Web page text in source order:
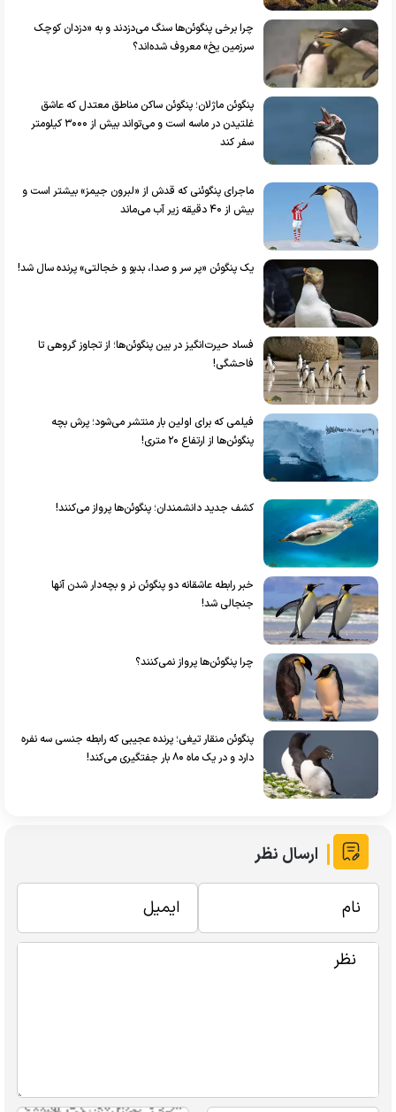
چرا برخی پنگوئن‌ها سنگ می‌دزدند و به «دزدان کوچک
سرزمین یخ» معروف شده‌اند؟
پنگوئن ماژلان؛ پنگوئن ساکن مناطق معتدل که عاشق
غلتیدن در ماسه است و می‌تواند بیش از ۳۰۰۰ کیلومتر
سفر کند
ماجرای پنگوئنی که قدش از «لبرون جیمز» بیشتر است و
بیش از ۴۰ دقیقه زیر آب می‌ماند
یک پنگوئن «پر سر و صدا، بدبو و خجالتی» پرنده سال شد!
فساد حیرت‌انگیز در بین پنگوئن‌ها؛ از تجاوز گروهی تا
فاحشگی!
فیلمی که برای اولین بار منتشر می‌شود؛ پرش بچه
پنگوئن‌ها از ارتفاع ۲۰ متری!
کشف جدید دانشمندان؛ پنگوئن‌ها پرواز می‌کنند!
خبر رابطه عاشقانه دو پنگوئن نر و بچه‌دار شدن آنها
جنجالی شد!
چرا پنگوئن‌ها پرواز نمی‌کنند؟
پنگوئن منقار تیغی؛ پرنده عجیبی که رابطه جنسی سه نفره
دارد و در یک ماه ۸۰ بار جفتگیری می‌کند!
ارسال نظر